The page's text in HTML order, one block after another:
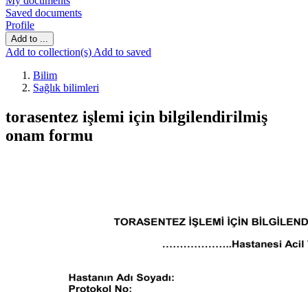
Saved documents
Profile
Add to ...
Add to collection(s) Add to saved
Bilim
Sağlık bilimleri
torasentez işlemi için bilgilendirilmiş
onam formu